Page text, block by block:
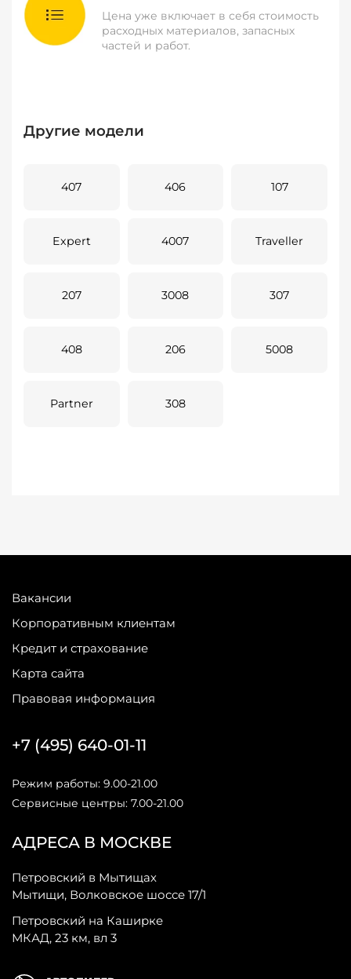
Цена уже включает в себя стоимость
расходных материалов, запасных
частей и работ.
Другие модели
407 406 107
Expert 4007 Traveller
207 3008 307
408 206 5008
Partner 308
Вакансии
Корпоративным клиентам
Кредит и страхование
Карта сайта
Правовая информация
АДРЕСА В МОСКВЕ
Петровский в Мытищах
Мытищи, Волковское шоссе 17/1
Петровский на Каширке
МКАД, 23 км, вл 3
+7 (495) 640-01-11
Режим работы: 9.00-21.00
Сервисные центры: 7.00-21.00